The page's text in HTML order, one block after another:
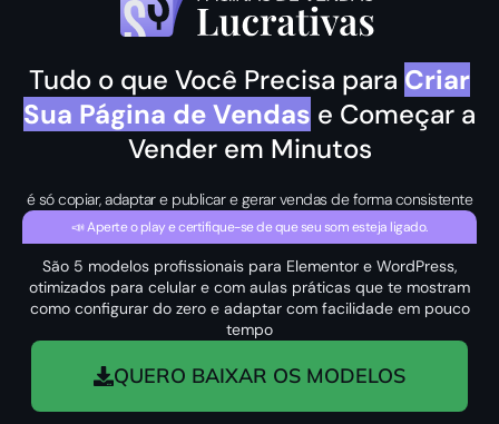
Tudo o que Você Precisa para Criar
Sua Página de Vendas e Começar a
Vender em Minutos
é só copiar, adaptar e publicar e gerar vendas de forma consistente
📣 Aperte o play e certifique-se de que seu som esteja ligado.
São 5 modelos profissionais para Elementor e WordPress,
otimizados para celular e com aulas práticas que te mostram
como configurar do zero e adaptar com facilidade em pouco
tempo
QUERO BAIXAR OS MODELOS